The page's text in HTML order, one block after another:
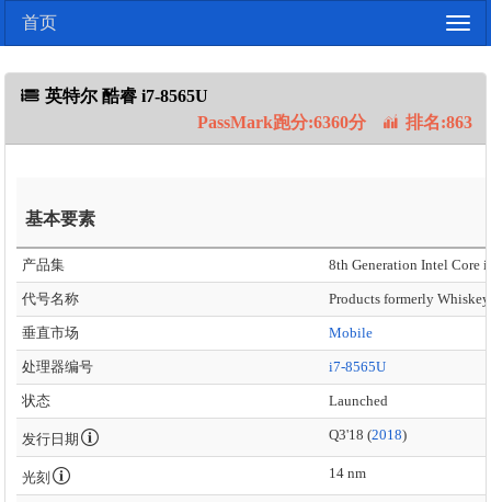
首页
英特尔 酷睿 i7-8565U
PassMark跑分:6360分
排名:863
基本要素
产品集 8th Generation Intel Core
代号名称 Products formerly
垂直市场 Mobile
处理器编号 i7-8565U
状态 Launched
发行日期 Q3'18 (2018)
光刻 14 nm